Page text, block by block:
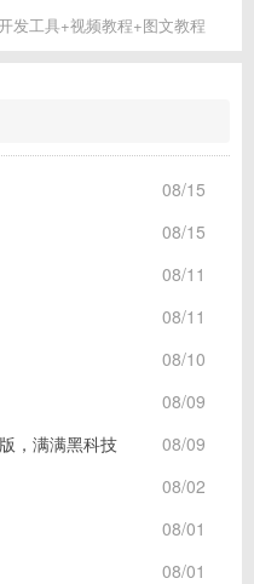
发工具+视频教程+图文教程
08/15
08/15
08/11
08/11
08/10
08/09
08/09
，满满黑科技
08/02
08/01
08/01